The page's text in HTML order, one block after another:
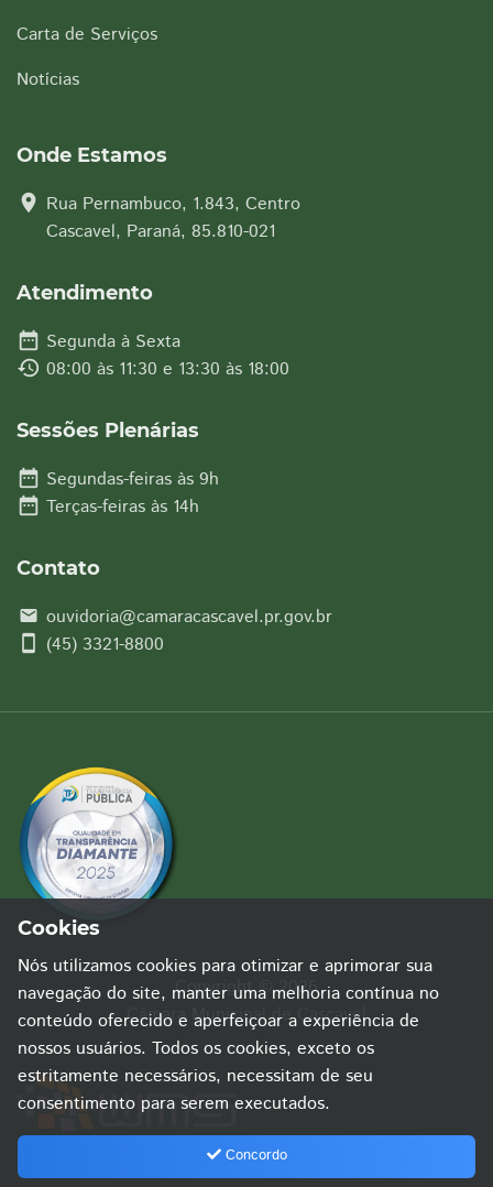
Carta de Serviços
Notícias
Onde Estamos
location_on Rua Pernambuco, 1.843, Centro
Cascavel, Paraná, 85.810-021
Atendimento
date_range Segunda à Sexta
history 08:00 às 11:30 e 13:30 às 18:00
Sessões Plenárias
date_range Segundas-feiras às 9h
date_range Terças-feiras às 14h
Contato
email ouvidoria@camaracascavel.pr.gov.br
smartphone (45) 3321-8800
Copyright © 2026
Câmara Municipal de Cascavel
Cookies
Nós utilizamos cookies para otimizar e aprimorar sua
navegação do site, manter uma melhoria contínua no
conteúdo oferecido e aperfeiçoar a experiência de
nossos usuários. Todos os cookies, exceto os
estritamente necessários, necessitam de seu
consentimento para serem executados.
Concordo